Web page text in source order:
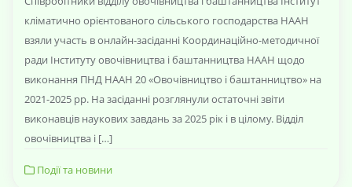
кліматично орієнтованого сільського господарства НААН
взяли участь в онлайн-засіданні Координаційно-методичної
ради Інституту овочівництва і баштанництва НААН щодо
виконання ПНД НААН 20 «Овочівництво і баштанництво» на
2021-2025 рр. На засіданні розглянули остаточні звіти
виконавців наукових завдань за 2025 рік і в цілому. Відділ
овочівництва і […]
Події та новини